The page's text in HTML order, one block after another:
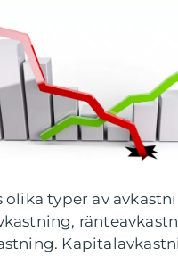
olika typer av